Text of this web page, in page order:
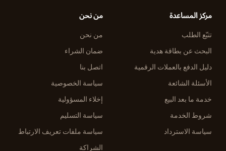
مركز المساعدة
تتبّع الطلب
البحث عن بطاقة هدية
دليل الدفع بالعملات الرقمية
الأسئلة الشائعة
خدمة ما بعد البيع
شروط الخدمة
سياسة الاسترداد
من نحن
من نحن
ضمان الشراء
اتصل بنا
سياسة الخصوصية
إخلاء المسؤولية
سياسة التسليم
سياسة ملفات تعريف الارتباط
الشراكة